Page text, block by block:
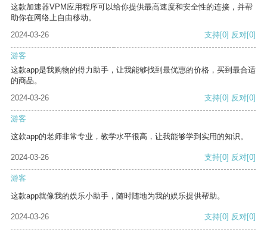
这款加速器VPM应用程序可以给你提供最高速度和安全性的连接，并帮
助你在网络上自由移动。
2024-03-26
支持[0] 反对[0]
游客
这款app是我购物的得力助手，让我能够找到最优惠的价格，买到最合适
的商品。
2024-03-26
支持[0] 反对[0]
游客
这款app的老师非常专业，教学水平很高，让我能够学到实用的知识。
2024-03-26 支持[0] 反对[0]
游客
这款app就像我的娱乐小助手，随时随地为我的娱乐提供帮助。
2024-03-26 支持[0] 反对[0]